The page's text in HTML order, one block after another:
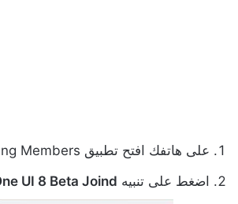
على هاتفك افتح تطبيق Samsung Members.
اضغط على تنبيه UI 8 Beta Joind